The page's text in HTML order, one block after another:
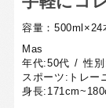
容量：500ml×24
Mas
年代:50代 性
スポーツ: トレー
身長: